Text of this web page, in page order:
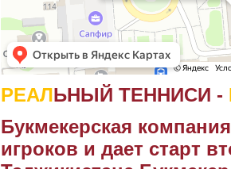
РЕАЛЬНЫЙ ТЕННИСИ -
Букмекерская
игроков и дает старт